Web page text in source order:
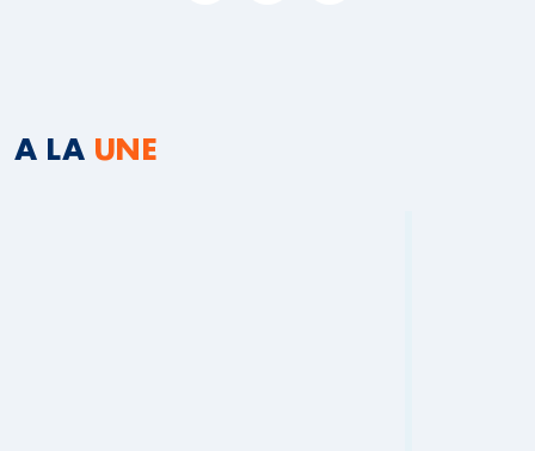
A LA UNE